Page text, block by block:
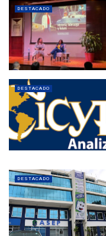
DESTACADO
DESTACADO
DESTACADO